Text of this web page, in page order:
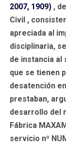
2007, 1909) ,
Civil ,
apreciada al
disciplinaria,
de instancia al
que se tienen
desatención
prestaban,
desarrollo del
Fábrica
servicio nº